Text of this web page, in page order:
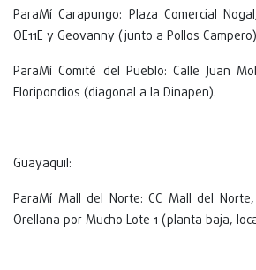
ParaMí Carapungo: Plaza Comercial
OE11E y Geovanny (junto a Pollos
ParaMí Comité del Pueblo: Calle Juan
Floripondios (diagonal a la Dinapen).
Guayaquil:
ParaMí Mall del Norte: CC Mall del
Orellana por Mucho Lote 1 (planta baja,